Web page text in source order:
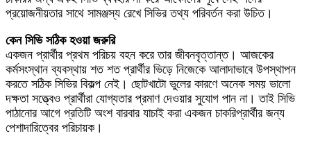
প্রয়োজনীয়তার সাথে সামঞ্জস্য রেখে সিভির তথ্য পরিবর্তন করা উচিত।
কেন সিভি সঠিক হওয়া জরুরি
একজন প্রার্থীর প্রথম পরিচয় বহন করে তার জীবনবৃত্তান্ত। আজকের
কর্মসংস্থান ব্যবস্থায় শত শত প্রার্থীর ভিড়ে নিজেকে আলাদাভাবে উপস্থাপন
করতে সঠিক সিভির বিকল্প নেই। ছোটখাটো ভুলের কারণে অনেক সময় ভালো
দক্ষতা সত্ত্বেও প্রার্থীরা যোগ্যতার প্রমাণ দেওয়ার সুযোগ পান না। তাই সিভি
পাঠানোর আগে প্রতিটি অংশ বারবার যাচাই করা একজন চাকরিপ্রার্থীর জন্য
পেশাদারিত্বের পরিচায়ক।